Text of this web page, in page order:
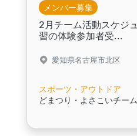
メンバー募集
2月チーム活動スケジ
習の体験参加者受...
愛知県名古屋市北区
スポーツ・アウトドア
どまつり・よさこいチー